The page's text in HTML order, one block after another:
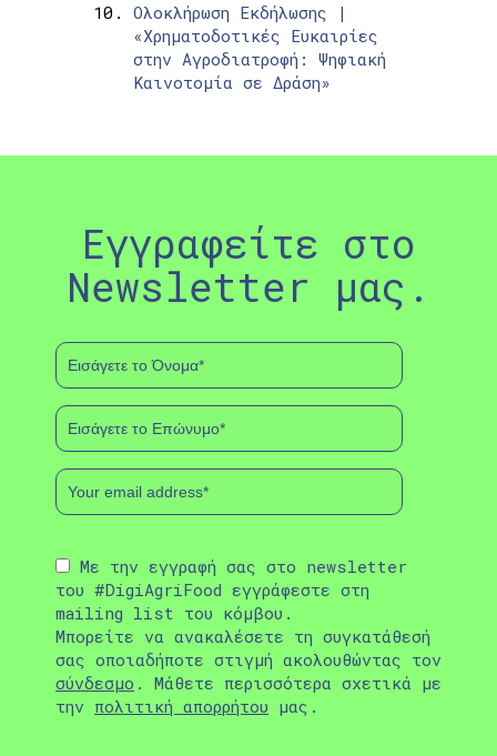
Ολοκλήρωση Εκδήλωσης |
«Χρηματοδοτικές Ευκαιρίες
στην Αγροδιατροφή: Ψηφιακή
Καινοτομία σε Δράση»
Εγγραφείτε στο
Newsletter μας.
Με την εγγραφή σας στο newsletter
του #DigiAgriFood εγγράφεστε στη
mailing list του κόμβου.
Μπορείτε να ανακαλέσετε τη συγκατάθεσή
σας οποιαδήποτε στιγμή ακολουθώντας τον
σύνδεσμο . Μάθετε περισσότερα σχετικά με
την πολιτική απορρήτου μας.